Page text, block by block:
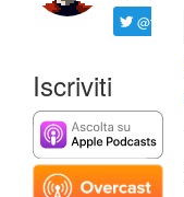
@ftrava
Iscriviti